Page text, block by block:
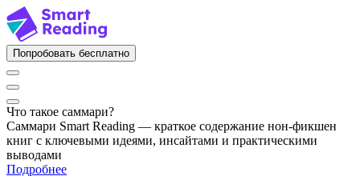
Попробовать бесплатно
Что такое саммари?
Саммари Smart Reading — краткое содержание нон-фикшен
книг с ключевыми идеями, инсайтами и практическими
выводами
Подробнее